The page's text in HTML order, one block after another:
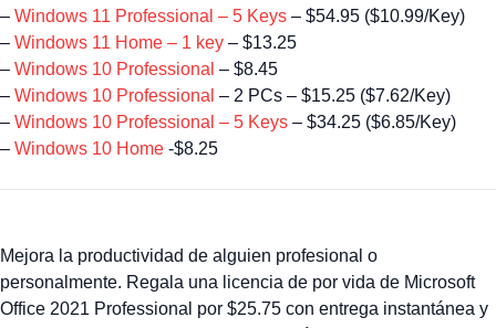
– Windows 11 Professional – 5 Keys – $54.95 ($10.99/Key)
– Windows 11 Home – 1 key – $13.25
– Windows 10 Professional – $8.45
– Windows 10 Professional – 2 PCs – $15.25 ($7.62/Key)
– Windows 10 Professional – 5 Keys – $34.25 ($6.85/Key)
– Windows 10 Home -$8.25
Mejora la productividad de alguien profesional o
personalmente. Regala una licencia de por vida de Microsoft
Office 2021 Professional por $25.75 con entrega instantánea y